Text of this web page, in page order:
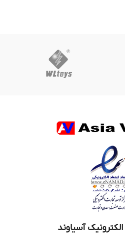
الکترونیک آسیاوند